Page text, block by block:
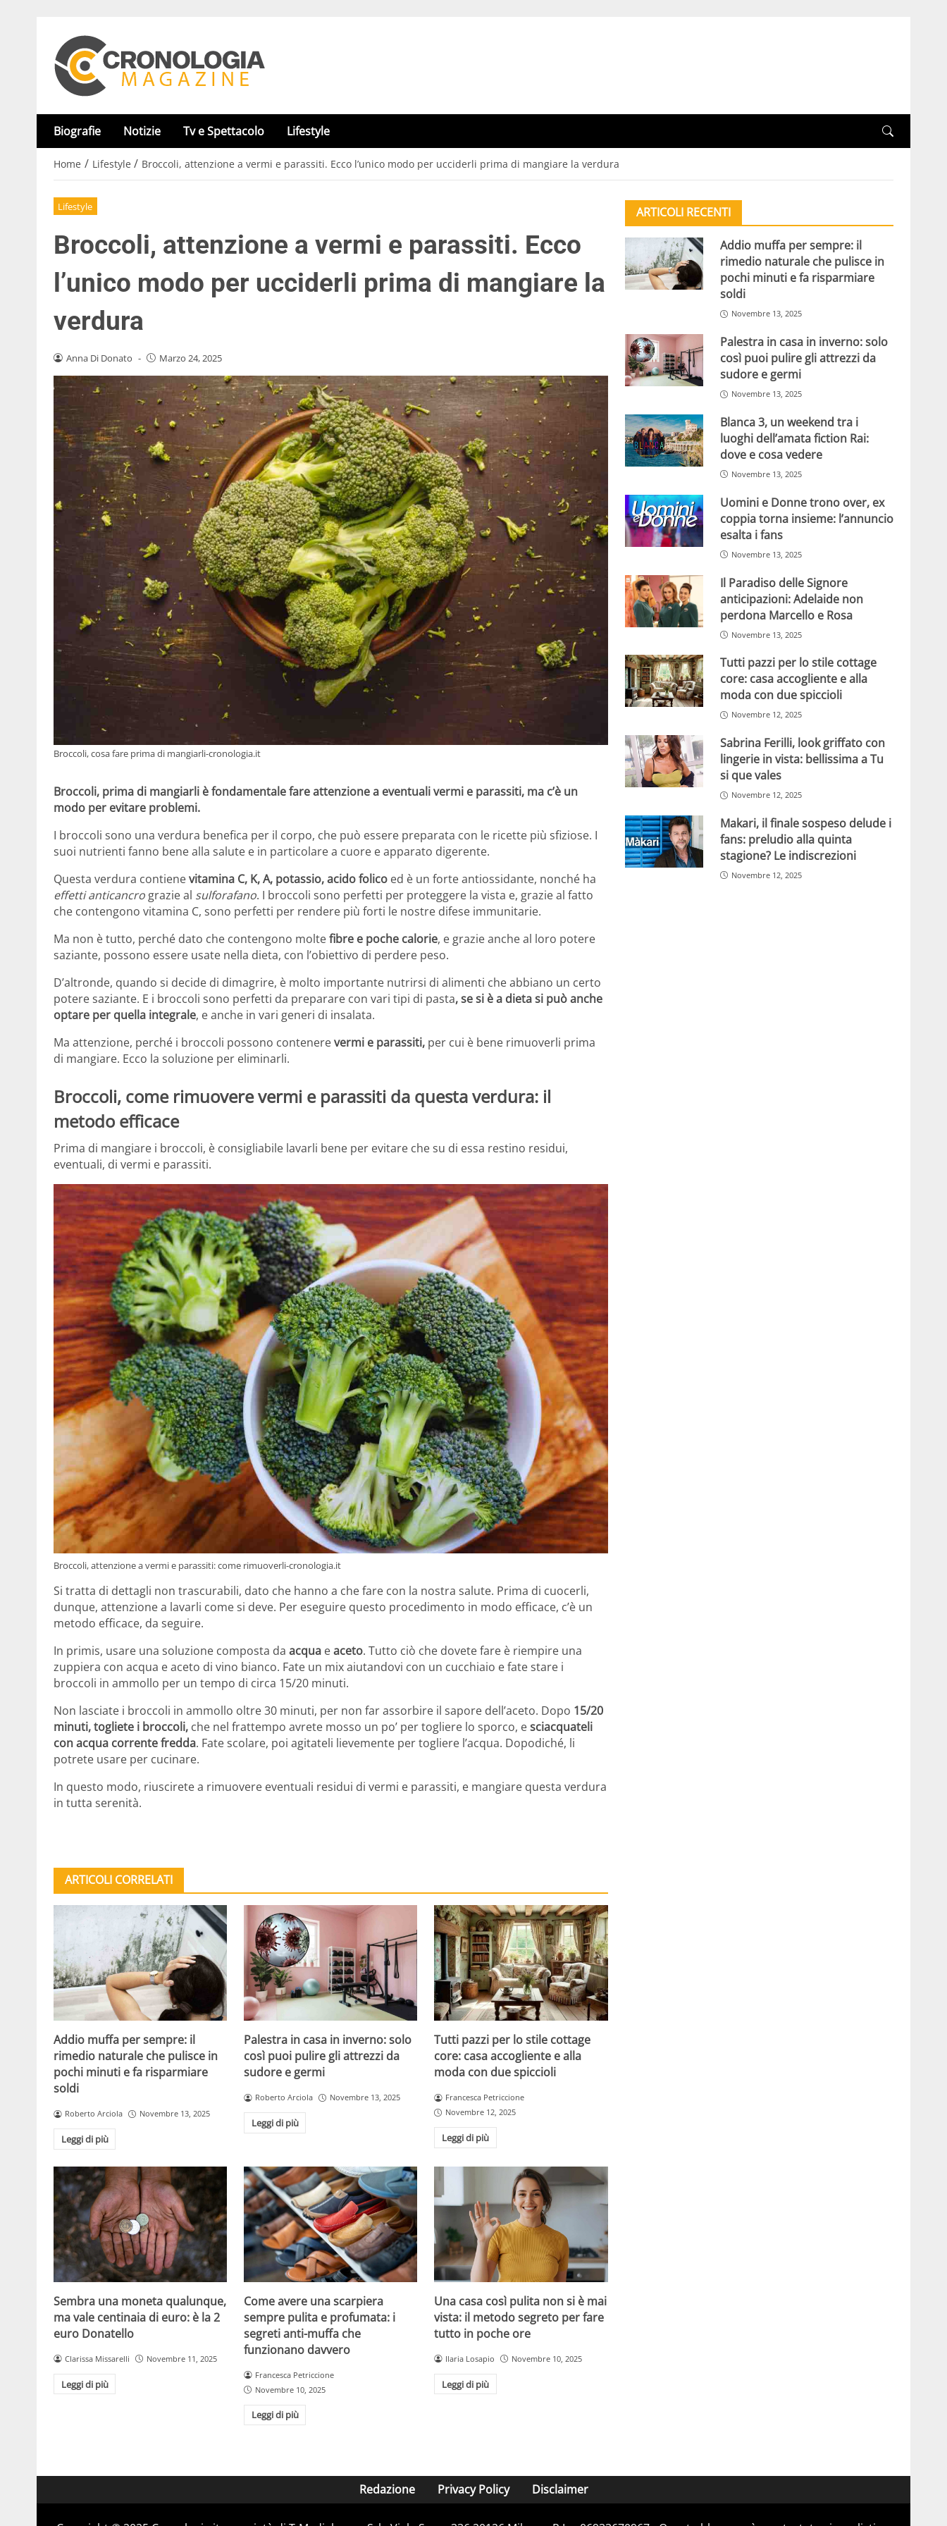
Biografie Notizie Tv e Spettacolo Lifestyle
Home / Lifestyle / Broccoli, attenzione a vermi e parassiti. Ecco l’unico modo per ucciderli prima di mangiare la verdura
Lifestyle
Broccoli, attenzione a vermi e parassiti. Ecco
l’unico modo per ucciderli prima di mangiare la
verdura
Anna Di Donato - Marzo 24, 2025
Broccoli, cosa fare prima di mangiarli-cronologia.it
Broccoli, prima di mangiarli è fondamentale fare attenzione a eventuali vermi e parassiti, ma c’è un
modo per evitare problemi.
I broccoli sono una verdura benefica per il corpo, che può essere preparata con le ricette più sfiziose. I
suoi nutrienti fanno bene alla salute e in particolare a cuore e apparato digerente.
Questa verdura contienevitamina C, K, A, potassio, acido folico ed è un forte antiossidante, nonché ha
effetti anticancro grazie al sulforafano. I broccoli sono perfetti per proteggere la vista e, grazie al fatto
che contengono vitamina C, sono perfetti per rendere più forti le nostre difese immunitarie.
Ma non è tutto, perché dato che contengono moltefibre e poche calorie, e grazie anche al loro potere
saziante, possono essere usate nella dieta, con l’obiettivo di perdere peso.
D’altronde, quando si decide di dimagrire, è molto importante nutrirsi di alimenti che abbiano un certo
potere saziante. E i broccoli sono perfetti da preparare con vari tipi di pasta, se si è a dieta si può anche
optare per quella integrale, e anche in vari generi di insalata.
Ma attenzione, perché i broccoli possono contenerevermi e parassiti, per cui è bene rimuoverli prima
di mangiare. Ecco la soluzione per eliminarli.
Broccoli, come rimuovere vermi e parassiti da questa verdura: il
metodo efficace
Prima di mangiare i broccoli, è consigliabile lavarli bene per evitare che su di essa restino residui,
eventuali, di vermi e parassiti.
Broccoli, attenzione a vermi e parassiti: come rimuoverli-cronologia.it
Si tratta di dettagli non trascurabili, dato che hanno a che fare con la nostra salute. Prima di cuocerli,
dunque, attenzione a lavarli come si deve. Per eseguire questo procedimento in modo efficace, c’è un
metodo efficace, da seguire.
In primis, usare una soluzione composta da acqua eaceto. Tutto ciò che dovete fare è riempire una
zuppiera con acqua e aceto di vino bianco. Fate un mix aiutandovi con un cucchiaio e fate stare i
broccoli in ammollo per un tempo di circa 15/20 minuti.
Non lasciate i broccoli in ammollo oltre 30 minuti, per non far assorbire il sapore dell’aceto. Dopo 15/20
minuti, togliete i broccoli, che nel frattempo avrete mosso un po’ per togliere lo sporco, esciacquateli
con acqua corrente fredda. Fate scolare, poi agitateli lievemente per togliere l’acqua. Dopodiché, li
potrete usare per cucinare.
In questo modo, riuscirete a rimuovere eventuali residui di vermi e parassiti, e mangiare questa verdura
in tutta serenità.
ARTICOLI CORRELATI
Addio muffa per sempre: il
rimedio naturale che pulisce in
pochi minuti e fa risparmiare
soldi
Roberto Arciola Novembre 13, 2025
Leggi di più
Palestra in casa in inverno: solo
così puoi pulire gli attrezzi da
sudore e germi
Roberto Arciola Novembre 13, 2025
Leggi di più
Tutti pazzi per lo stile cottage
core: casa accogliente e alla
moda con due spiccioli
Francesca Petriccione
Novembre 12, 2025
Leggi di più
Sembra una moneta qualunque,
ma vale centinaia di euro: è la 2
euro Donatello
Clarissa Missarelli Novembre 11, 2025
Leggi di più
Come avere una scarpiera
sempre pulita e profumata: i
segreti anti-muffa che
funzionano davvero
Francesca Petriccione
Novembre 10, 2025
Leggi di più
Una casa così pulita non si è mai
vista: il metodo segreto per fare
tutto in poche ore
Ilaria Losapio Novembre 10, 2025
Leggi di più
ARTICOLI RECENTI
Addio muffa per sempre: il
rimedio naturale che pulisce in
pochi minuti e fa risparmiare
soldi
Novembre 13, 2025
Palestra in casa in inverno: solo
così puoi pulire gli attrezzi da
sudore e germi
Novembre 13, 2025
Blanca 3, un weekend tra i
luoghi dell’amata fiction Rai:
dove e cosa vedere
Novembre 13, 2025
Uomini e Donne trono over, ex
coppia torna insieme: l’annuncio
esalta i fans
Novembre 13, 2025
Il Paradiso delle Signore
anticipazioni: Adelaide non
perdona Marcello e Rosa
Novembre 13, 2025
Tutti pazzi per lo stile cottage
core: casa accogliente e alla
moda con due spiccioli
Novembre 12, 2025
Sabrina Ferilli, look griffato con
lingerie in vista: bellissima a Tu
si que vales
Novembre 12, 2025
Makari, il finale sospeso delude i
fans: preludio alla quinta
stagione? Le indiscrezioni
Novembre 12, 2025
Redazione Privacy Policy Disclaimer